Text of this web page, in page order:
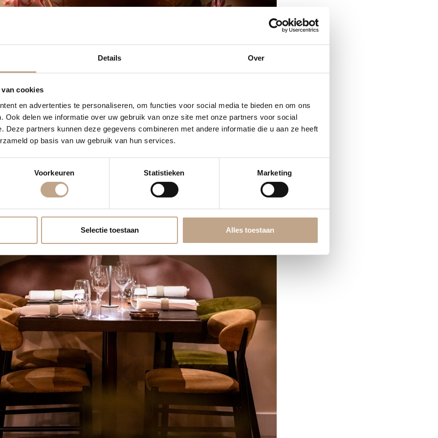
Details Over
cookies
en advertenties te personaliseren, om functies voor social media te bieden en om ons
Ook delen we informatie over uw gebruik van onze site met onze partners voor social
Deze partners kunnen deze gegevens combineren met andere informatie die u aan ze heeft
op basis van uw gebruik van hun services.
Voorkeuren Statistieken Marketing
Selectie toestaan Alles toestaan